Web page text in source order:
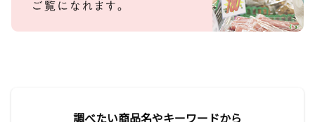
調べたい商品名やキーワードから